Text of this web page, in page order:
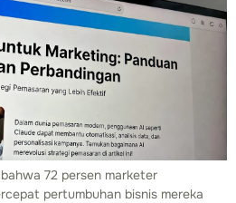
72 persen marketer
pertumbuhan bisnis mereka